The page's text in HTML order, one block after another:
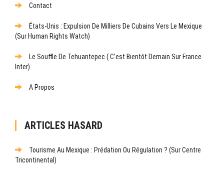
Contact
États-Unis : Expulsion De Milliers De Cubains Vers Le Mexique
(sur Human Rights Watch)
Le Souffle De Tehuantepec ( C’est Bientôt Demain Sur France
Inter)
A Propos
ARTICLES HASARD
Tourisme Au Mexique : Prédation Ou Régulation ? (Sur Centre
Tricontinental)